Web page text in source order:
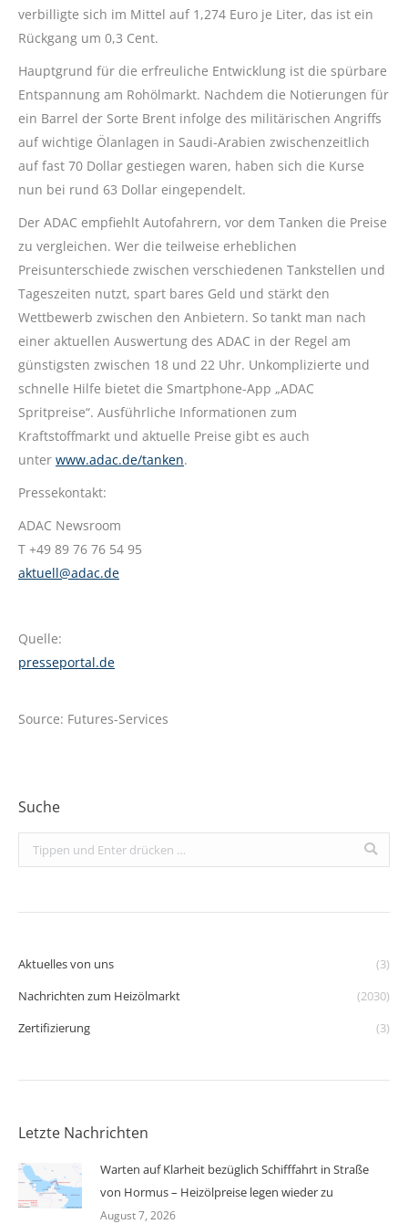
verbilligte sich im Mittel auf 1,274 Euro je Liter, das ist ein
Rückgang um 0,3 Cent.
Hauptgrund für die erfreuliche Entwicklung ist die spürbare
Entspannung am Rohölmarkt. Nachdem die Notierungen für
ein Barrel der Sorte Brent infolge des militärischen Angriffs
auf wichtige Ölanlagen in Saudi-Arabien zwischenzeitlich
auf fast 70 Dollar gestiegen waren, haben sich die Kurse
nun bei rund 63 Dollar eingependelt.
Der ADAC empfiehlt Autofahrern, vor dem Tanken die Preise
zu vergleichen. Wer die teilweise erheblichen
Preisunterschiede zwischen verschiedenen Tankstellen und
Tageszeiten nutzt, spart bares Geld und stärkt den
Wettbewerb zwischen den Anbietern. So tankt man nach
einer aktuellen Auswertung des ADAC in der Regel am
günstigsten zwischen 18 und 22 Uhr. Unkomplizierte und
schnelle Hilfe bietet die Smartphone-App „ADAC
Spritpreise“. Ausführliche Informationen zum
Kraftstoffmarkt und aktuelle Preise gibt es auch
unter www.adac.de/tanken.
Pressekontakt:
ADAC Newsroom
T +49 89 76 76 54 95
aktuell@adac.de
Quelle:
presseportal.de
Source: Futures-Services
Suche
Search:
Aktuelles von uns
(3)
Nachrichten zum Heizölmarkt
(2030)
Zertifizierung
(3)
Letzte Nachrichten
Warten auf Klarheit bezüglich Schifffahrt in Straße
von Hormus – Heizölpreise legen wieder zu
August 7, 2026